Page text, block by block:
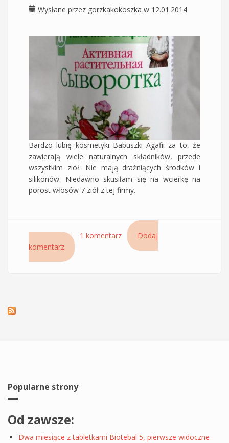
Wysłane przez gorzkakokoszka w 12.01.2014
Bardzo lubię kosmetyki Babuszki Agafii za to, że
zawierają wiele naturalnych składników, przede
wszystkim ziół. Nie mają drażniących środków i
silikonów. Niedawno skusiłam się na wcierkę na
porost włosów 7 ziół z tej firmy.
Czytaj dalejwpis Apteczka Babuszki Agafii, Aktywne serum
ziołowe na porost włosów - 7 ziół, witamina
B5, drożdże, papryczka chili
1 komentarz
Dodaj
komentarz
Popularne strony
Od zawsze:
Dwa miesiące z tabletkami Biotebal 5, pierwsze widoczne